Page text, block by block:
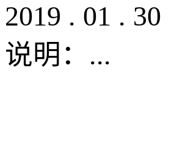
2019 . 01 . 30
说明： ...